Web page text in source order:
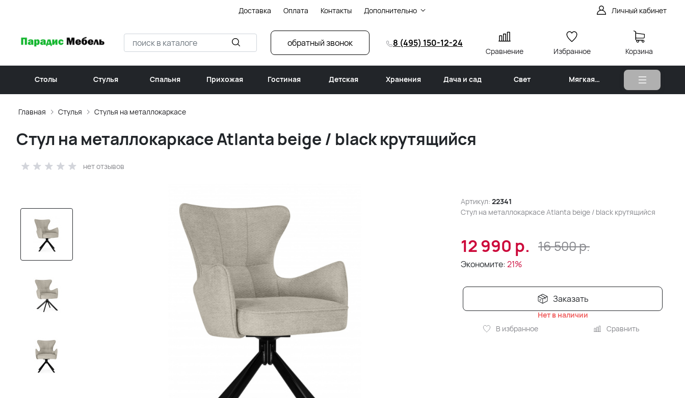
Доставка Оплата Контакты Дополнительно Личный кабинет
обратный звонок 8 (495) 150-12-24
Сравнение Избранное Корзина
Столы Стулья Спальня Прихожая Гостиная Детская Хранения Дача и сад Свет
Мягкая
Главная Стулья Стулья на металлокаркасе
Стул на металлокаркасе Atlanta beige / black крутящийся
нет отзывов
Артикул: 22341
Стул на металлокаркасе Atlanta beige / black крутящийся
12 990 р. 16 500р.
Экономите:21%
Заказать
Нет в наличии
В избранное
Сравнить